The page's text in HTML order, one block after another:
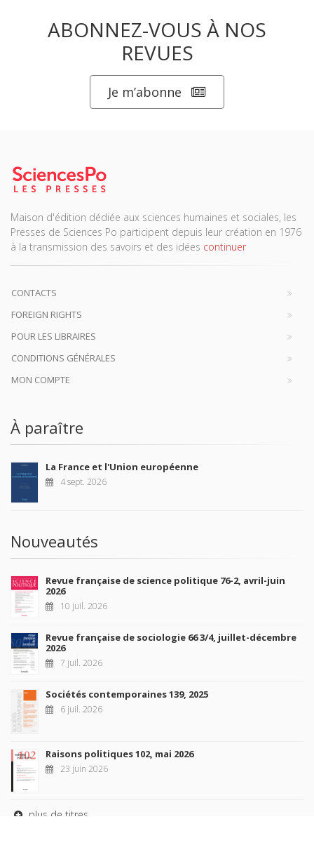
ABONNEZ-VOUS À NOS
REVUES
Je m’abonne
Maison d'édition dédiée aux sciences humaines et sociales, les
Presses de Sciences Po participent depuis leur création en 1976
à la transmission des savoirs et des idées continuer
CONTACTS
FOREIGN RIGHTS
POUR LES LIBRAIRES
CONDITIONS GÉNÉRALES
MON COMPTE
À paraître
La France et l'Union européenne
4 sept. 2026
Nouveautés
Revue française de science politique 76-2, avril-juin
2026
10 juil. 2026
Revue française de sociologie 66 3/4, juillet-décembre
2026
7 juil. 2026
Sociétés contemporaines 139, 2025
6 juil. 2026
Raisons politiques 102, mai 2026
23 juin 2026
plus de titres